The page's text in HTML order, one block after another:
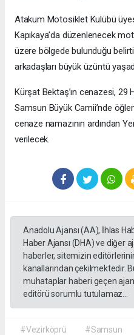
Atakum Motosiklet Kulübü
Kapıkaya’da düzenlenecek
üzere bölgede bulunduğu
arkadaşları büyük üzüntü
Kürşat Bektaş’ın cenazesi,
Samsun Büyük Camii’nde
cenaze namazının ardından
verilecek.
Anadolu Ajansı (AA), İhlas
Haber Ajansı (DHA) ve diğer
haberler, sitemizin
kanallarından çekilmektedir.
muhataplar haberi geçen
editörü sorumlu tutulamaz...
#Vezirköprü
#Samsun